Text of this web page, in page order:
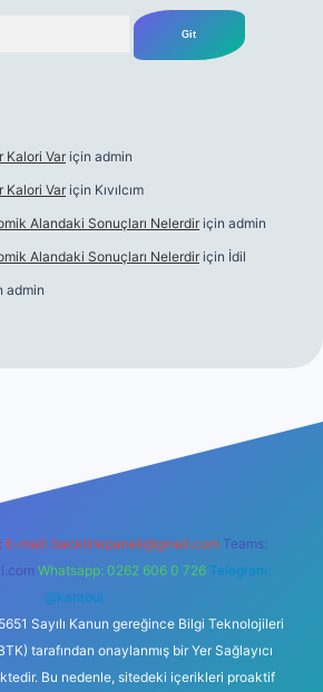
Kalori Var için admin
Kalori Var için Kıvılcım
Alandaki Sonuçları Nelerdir için admin
Alandaki Sonuçları Nelerdir için İdil
admin
E-mail: backlinkpaneli@gmail.com Teams:
Whatsapp: 0262 606 0 726 Telegram:
@karabul
Sayılı Kanun gereğince Bilgi Teknolojileri
tarafından onaylanmış bir Yer Sağlayıcı
Bu nedenle, sitedeki içerikleri proaktif